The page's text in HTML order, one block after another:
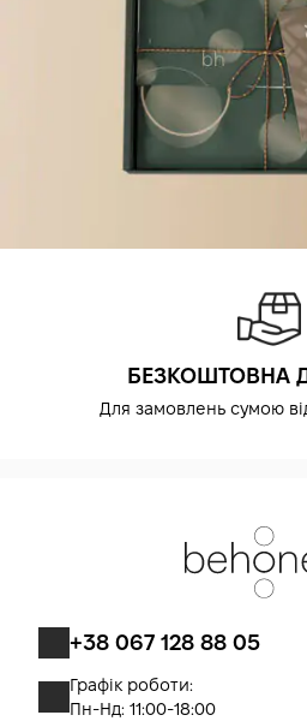
БЕЗКОШТОВНА
Для замовлень сумою
+38 067 128 88 05
Графік роботи:
Пн-Нд: 11:00-18:00